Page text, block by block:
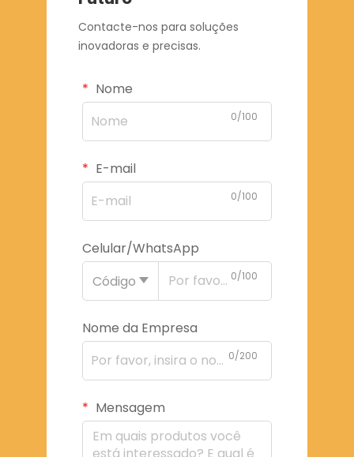
Contacte-nos para soluções
inovadoras e precisas.
Nome
0/100
E-mail
0/100
Celular/WhatsApp
Código
0/100
Nome da Empresa
0/200
Mensagem